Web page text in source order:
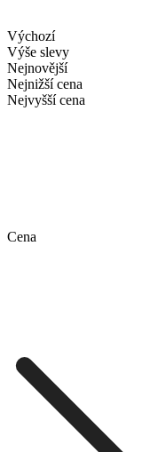
Výchozí
Výše slevy
Nejnovější
Nejnižší cena
Nejvyšší cena
Cena